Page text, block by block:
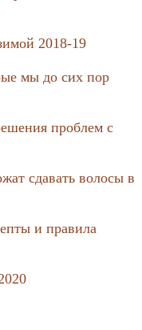
2018-19
мы до сих пор
проблем с
сдавать волосы в
и правила